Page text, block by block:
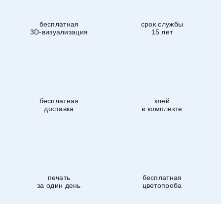
бесплатная
3D-визуализация
срок службы
15 лет
бесплатная
доставка
клей
в комплекте
печать
за один день
бесплатная
цветопроба